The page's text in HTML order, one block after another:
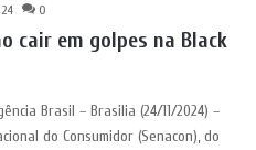
0
cair em golpes na Black
Brasil – Brasilia (24/11/2024) –
do Consumidor (Senacon), do